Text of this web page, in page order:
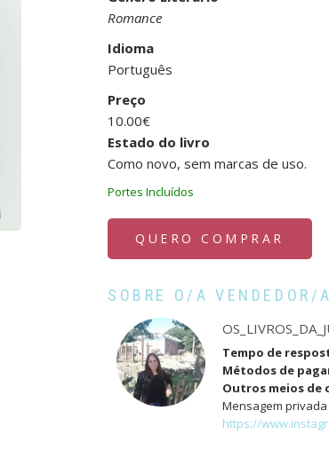
Romance
Idioma
Português
Preço
10.00€
Estado do livro
Como novo, sem marcas de uso.
Portes Incluídos
QUERO COMPRAR
SOBRE O/A VENDEDOR/A
Tempo de
Métodos de
Outros meios de
Mensagem
https://